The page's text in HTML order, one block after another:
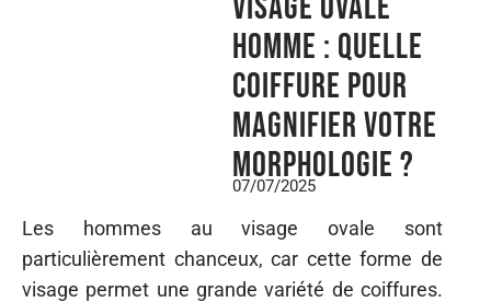
homme : quelle
coiffure pour
magnifier votre
morphologie ?
07/07/2025
Les hommes au visage ovale sont
particulièrement chanceux, car cette forme de
visage permet une grande variété de coiffures.